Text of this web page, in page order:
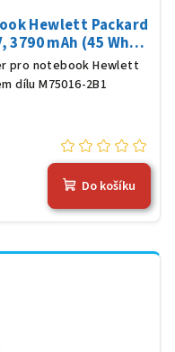
Hewlett Packard
3790 mAh (45 Wh),
pro notebook Hewlett
dílu M75016-2B1
Do košíku